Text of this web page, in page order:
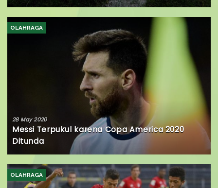
OLAHRAGA
28 May 2020
Messi Terpukul karena Copa America 2020
Ditunda
OLAHRAGA